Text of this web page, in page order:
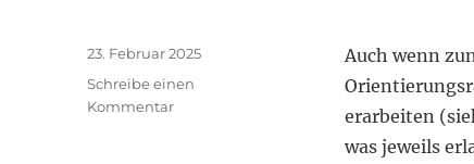
Auch wenn
erarbeiten
was jeweils
Veröffentlicht
am
23. Februar 2025
Schreibe einen
Kommentarzu